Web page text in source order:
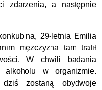
zdarzenia, a następnie
29-letnia Emilia
mężczyzna tam trafił
W chwili badania
alkoholu w organizmie.
dziś zostaną obydwoje